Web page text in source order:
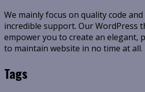
We mainly focus on quality code
incredible support. Our WordPress
empower you to create an elegant,
to maintain website in no time at all.
Tags